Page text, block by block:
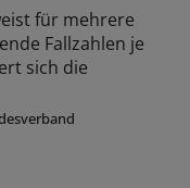
für mehrere
Fallzahlen je
sich die